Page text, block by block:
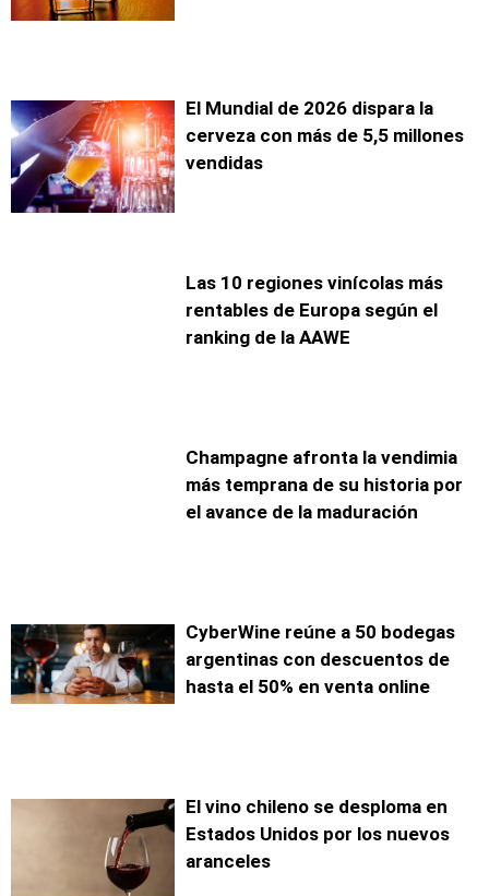
El Mundial de 2026 dispara la
cerveza con más de 5,5 millones
vendidas
Las 10 regiones vinícolas más
rentables de Europa según el
ranking de la AAWE
Champagne afronta la vendimia
más temprana de su historia por
el avance de la maduración
CyberWine reúne a 50 bodegas
argentinas con descuentos de
hasta el 50% en venta online
El vino chileno se desploma en
Estados Unidos por los nuevos
aranceles